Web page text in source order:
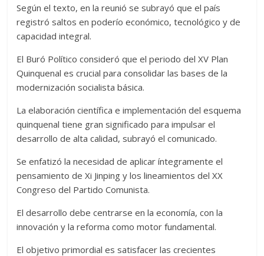
Según el texto, en la reunió se subrayó que el país
registró saltos en poderío económico, tecnológico y de
capacidad integral.
El Buró Político consideró que el periodo del XV Plan
Quinquenal es crucial para consolidar las bases de la
modernización socialista básica.
La elaboración científica e implementación del esquema
quinquenal tiene gran significado para impulsar el
desarrollo de alta calidad, subrayó el comunicado.
Se enfatizó la necesidad de aplicar íntegramente el
pensamiento de Xi Jinping y los lineamientos del XX
Congreso del Partido Comunista.
El desarrollo debe centrarse en la economía, con la
innovación y la reforma como motor fundamental.
El objetivo primordial es satisfacer las crecientes